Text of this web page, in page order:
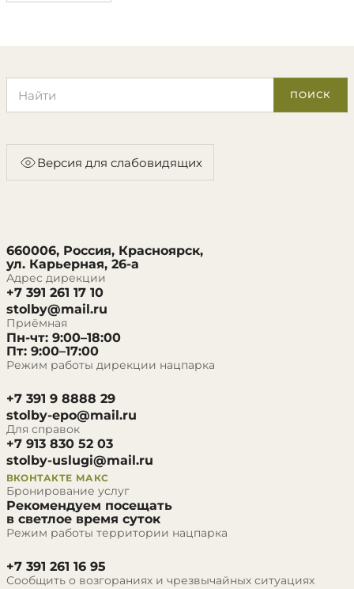
ПОИСК
Версия для слабовидящих
660006, Россия, Красноярск,
ул. Карьерная, 26-а
Адрес дирекции
+7 391 261 17 10
stolby@mail.ru
Приёмная
Пн-чт: 9:00–18:00
Пт: 9:00–17:00
Режим работы дирекции нацпарка
+7 391 9 8888 29
stolby-epo@mail.ru
Для справок
+7 913 830 52 03
stolby-uslugi@mail.ru
ВКОНТАКТЕ МАКС
Бронирование услуг
Рекомендуем посещать
в светлое время суток
Режим работы территории нацпарка
+7 391 261 16 95
Сообщить о возгораниях и чрезвычайных ситуациях